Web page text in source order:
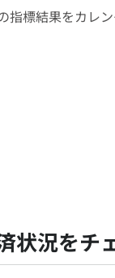
標結果をカレ
状況をチ